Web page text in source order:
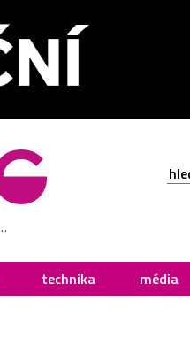
technika média